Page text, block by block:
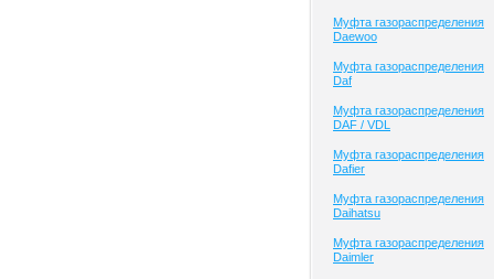
Муфта газораспределения
Daewoo
Муфта газораспределения
Daf
Муфта газораспределения
DAF / VDL
Муфта газораспределения
Dafier
Муфта газораспределения
Daihatsu
Муфта газораспределения
Daimler